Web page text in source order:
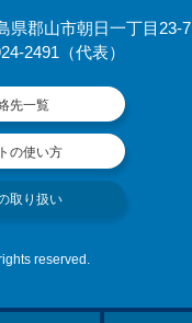
郡山市朝日一丁目23-7
2491（代表）
先一覧
の使い方
取り扱い
reserved.